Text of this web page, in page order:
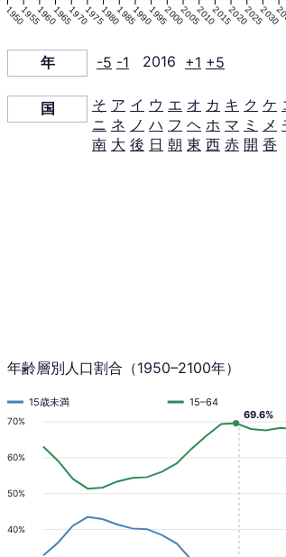
19501955196019651970197519801985199019952000200520102015202020252030
年 -5 -1 2016 +1 +5
国 そ ア イ ウ エ オ カ キ ク ケ
ニ ネ ノ ハ フ ヘ ホ マ ミ メ
南 大 後 日 朝 東 西 赤 開 香
年齢層別人口割合（1950–2100年）
40%
50%
60%
70%
15歳未満 15–64
69.6%